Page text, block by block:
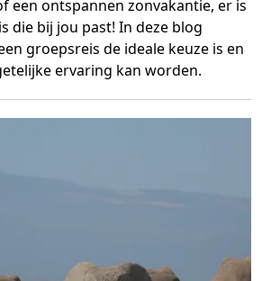
een ontspannen zonvakantie, er is
die bij jou past! In deze blog
groepsreis de ideale keuze is en
ervaring kan worden.